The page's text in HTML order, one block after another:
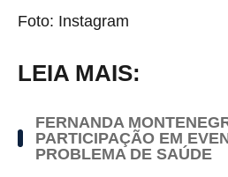
Foto: Instagram
LEIA MAIS:
FERNANDA
PARTICIPAÇÃO EM
PROBLEMA DE SAÚDE